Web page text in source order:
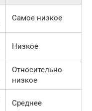
Самое низкое
Низкое
Относительно
низкое
Среднее